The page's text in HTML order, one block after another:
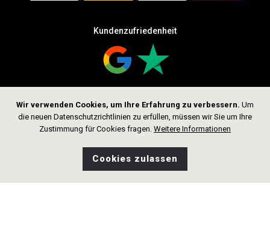
Wir verwenden Cookies, um Ihre Erfahrung zu verbessern. Um
die neuen Datenschutzrichtlinien zu erfüllen, müssen wir Sie um Ihre
Zustimmung für Cookies fragen. Weitere Informationen
Cookies zulassen
Kundenzufriedenheit
Folge uns
CHF 709.00 Suche Shop Wunschliste